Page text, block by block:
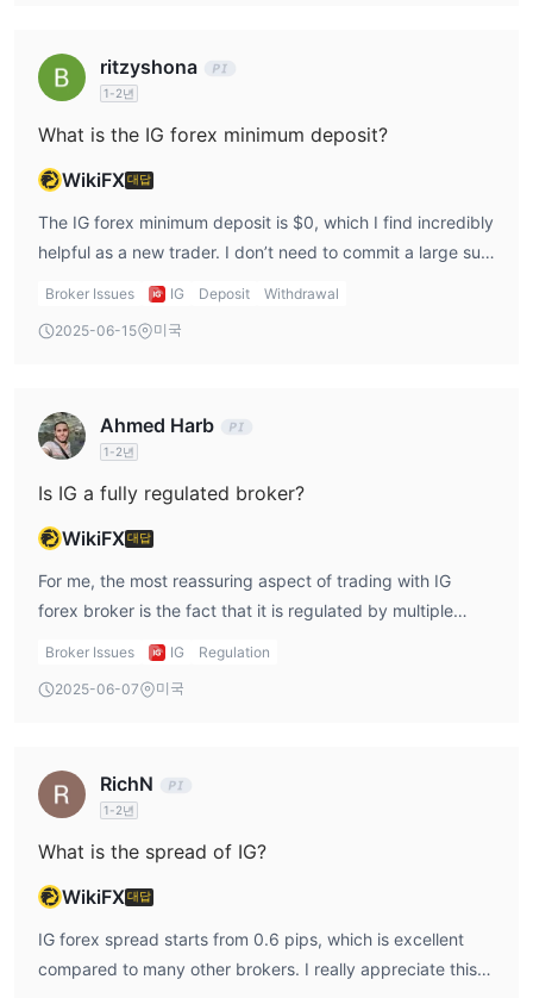
니다. 레버리지는 경험 있는 트레이더에게는 높은 수익을 제공할 수
있는 강력한 도구일 수 있습니다. 그러나 손실 위험을 크게 증가시킬
후에 사용해야 합니다.
스프레드 및 수수료
비용 측면에서, IG는EUR/USD 스프레드가 0.6포인트부터 시
되는 경쟁력 있는 가격을 제공합니다. 그러나 수수료에 대한 자세
한 정보는 제공되지 않아 일부 트레이더에게 불확실성을 야기할 수
있습니다. 또한, 유동성이 낮거나 거래량이 적은 시장에서는 비용이
IG는 다양한 거래 플랫폼을 제공하여 다른 유형의 트레이더의 요구
를 충족시킵니다.
웹 기반 플랫폼 은 직관적이고 사용하기 쉽지만 다른 플랫폼보다는
사용자 정의가 덜 될 수 있습니다.
또한, 외환 업계에서 인기 있는 잘 알려진
니다.
경험 있는 트레이더를 위해 L2 Dealer는 다양한 고급 도구와 기능
을 제공합니다. 그러나 이 플랫폼은 초보 트레이더에게는 더 복잡할
모바일 앱 은 iOS 및 Android용으로 제공되어 트레이더가 이동 중
입출금
카드 결제의 최소 입금액은
요건이 없습니다.
이 제공되며, 계정당 최대 다섯 장의 카드를 사용할 수 있습니다.
홍콩 고객을 위해무료 FPS 홍콩 달러 이체가 가능하며, 일반적
으로 1영업일 이내에 처리됩니다.
FPS transfers, which are cost-free and clear within one
business day. This gives me more flexibility when funding
my IG account, although I do prefer methods with lower
ritzyshona
1-2년
What is the IG forex minimum deposit?
WikiFX대답
The IG forex minimum deposit is $0, which I find incredibly
helpful as a new trader. I don’t need to commit a large sum
upfront to open an IG account, making it easier to start
requirement is especially beneficial for beginners like me,
IG makes it accessible for anyone to get started in the
forex market, regardless of their budget. It allows me to
experiment, practice, and develop my skills without
Broker Issues IG Deposit Withdrawal
2025-06-15 미국
Ahmed Harb
1-2년
Is IG a fully regulated broker?
WikiFX대답
For me, the most reassuring aspect of trading with IG
forex broker is the fact that it is regulated by multiple
prestigious financial authorities. These include the ASIC in
New Zealand, the MAS in Singapore, and the DFSA in the
know that IG forex trading is closely monitored by some of
the toughest regulatory bodies, which means that my
funds are safe and that the company must adhere to strict
various brokers over the years, I can say that regulation is
a key factor in my decision-making process. The oversight
from ASIC and FCA particularly gives me peace of mind
Broker Issues IG Regulation
2025-06-07 미국
RichN
1-2년
What is the spread of IG?
WikiFX대답
IG forex spread starts from 0.6 pips, which is excellent
compared to many other brokers. I really appreciate this